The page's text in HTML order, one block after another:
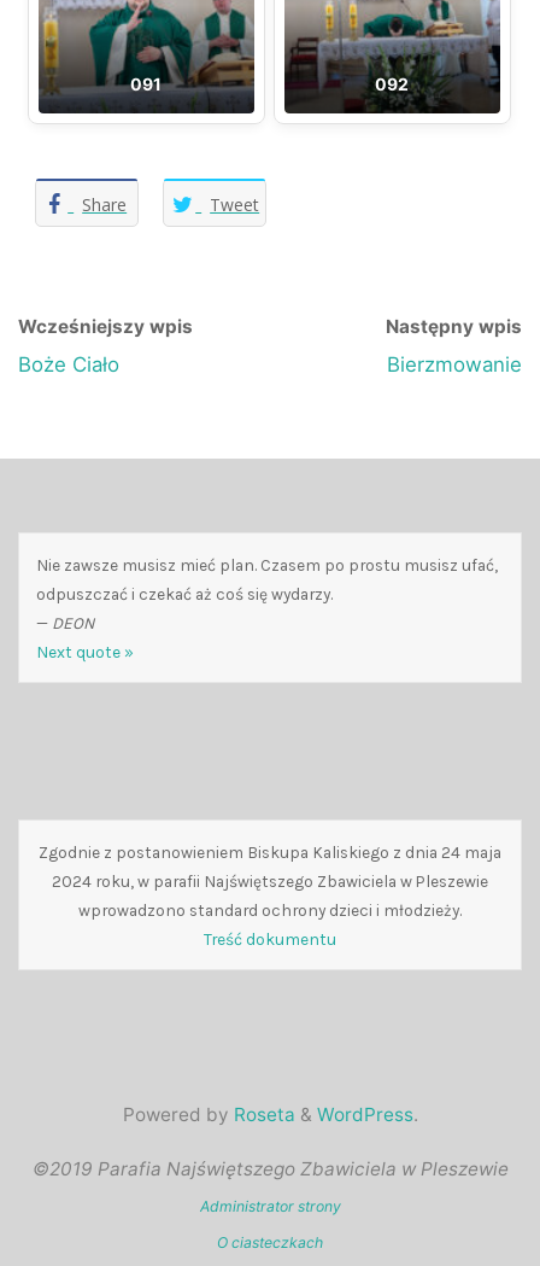
091 092
Share Tweet
Wcześniejszy wpis
Boże Ciało
Następny wpis
Bierzmowanie
Nie zawsze musisz mieć plan. Czasem po prostu musisz ufać,
odpuszczać i czekać aż coś się wydarzy.
— DEON
Next quote »
Zgodnie z postanowieniem Biskupa Kaliskiego z dnia 24 maja
2024 roku, w parafii Najświętszego Zbawiciela w Pleszewie
wprowadzono standard ochrony dzieci i młodzieży.
Treść dokumentu
Powered by Roseta & WordPress.
©2019 Parafia Najświętszego Zbawiciela w Pleszewie
Administrator strony
O ciasteczkach